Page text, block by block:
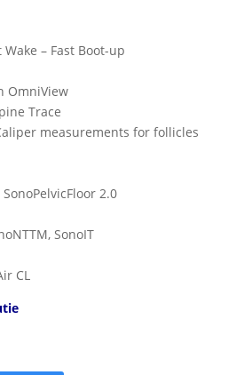
Wake – Fast Boot-up
OmniView
Trace
measurements for follicles
SonoPelvicFloor 2.0
SonoIT
CL